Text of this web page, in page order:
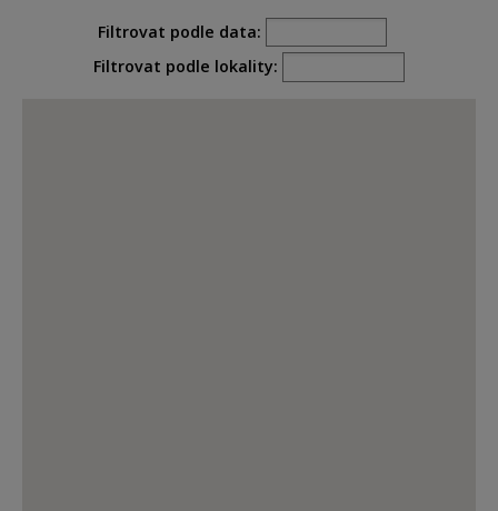
Filtrovat podle data:
Filtrovat podle lokality: